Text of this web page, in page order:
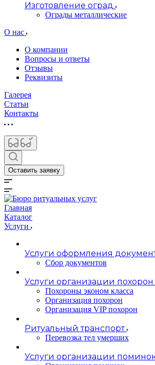
Изготовление оград
Ограды металлические
О нас
О компании
Вопросы и ответы
Отзывы
Реквизиты
Галерея
Статьи
Контакты
Оставить заявку
Главная
Каталог
Услуги
Услуги оформления
Сбор документов
Услуги организации похорон
Похороны эконом класса
Организация похорон
Организация VIP похорон
Ритуальный транспорт
Перевозка тел умерших
Услуги организации